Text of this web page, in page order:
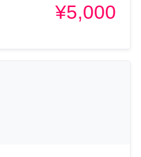
¥5,000